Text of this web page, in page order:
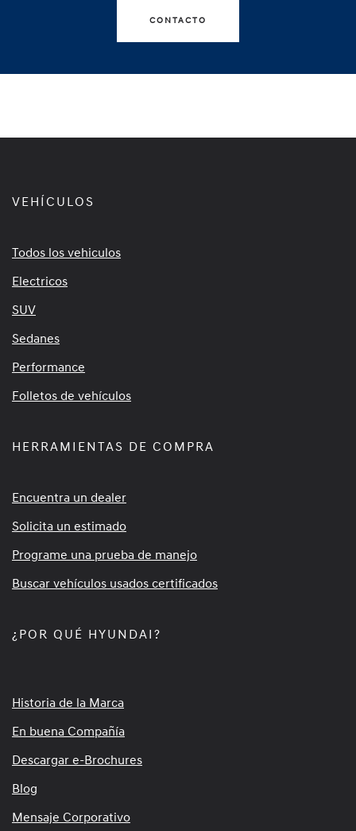
CONTACTO
VEHÍCULOS
Todos los vehiculos
Electricos
SUV
Sedanes
Performance
Folletos de vehículos
HERRAMIENTAS DE COMPRA
Encuentra un dealer
Solicita un estimado
Programe una prueba de manejo
Buscar vehículos usados certificados
¿POR QUÉ HYUNDAI?
Historia de la Marca
En buena Compañía
Descargar e-Brochures
Blog
Mensaje Corporativo